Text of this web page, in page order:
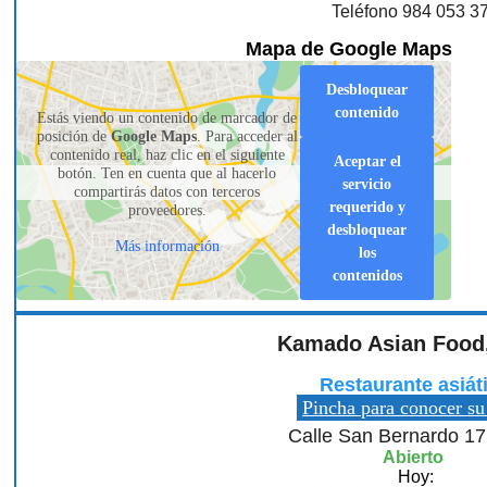
Teléfono 984 053
Mapa de Google Maps
Estás viendo un contenido de marcador de
posición deGoogle Maps. Para acceder al
contenido real, haz clic en el siguiente
botón. Ten en cuenta que al hacerlo
compartirás datos con terceros
proveedores.
Más información
Desbloquear
contenido
Aceptar el
servicio
requerido y
desbloquear
los
contenidos
Kamado Asian
Restaurante
Pincha para conocer
Calle San Bernardo
Abierto
Hoy: